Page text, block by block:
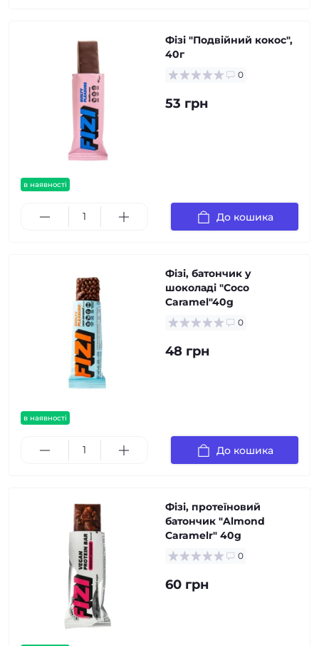
в наявності
Фізі "Подвійний кокос",
40г
0
53 грн
До кошика
в наявності
Фізі, батончик у
шоколаді "Coco
Caramel"40g
0
48 грн
До кошика
Фізі, протеїновий
батончик "Almond
Caramelr" 40g
0
60 грн